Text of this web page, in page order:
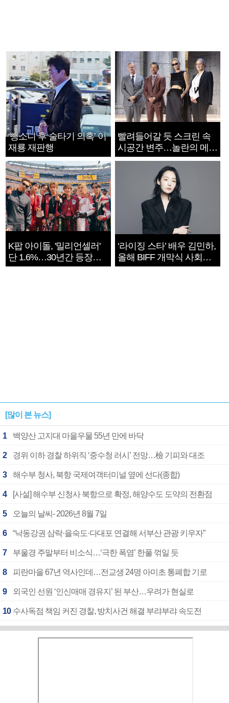
‘뺑소니 후 술타기 의혹’ 이
재룡 재판행
빨려들어갈 듯 스크린 속
시공간 변주…놀란의 메시
지는 ‘전쟁 속죄’
K팝 아이돌, '밀리언셀러'
단 1.6%…30년간 등장
1182개팀 전수조사
‘라이징 스타’ 배우 김민하,
올해 BIFF 개막식 사회자
확정
[많이 본 뉴스]
1 백양산 고지대 마을우물 55년 만에 바닥
2 경위 이하 경찰 하위직 ‘중수청 러시’ 전망…檢 기피와 대조
3 해수부 청사, 북항 국제여객터미널 옆에 선다(종합)
4 [사설] 해수부 신청사 북항으로 확정, 해양수도 도약의 전환점
5 오늘의 날씨- 2026년 8월 7일
6 “낙동강권 삼락·을숙도·다대포 연결해 서부산 관광 키우자”
7 부울경 주말부터 비소식…‘극한 폭염’ 한풀 꺾일 듯
8 피란마을 67년 역사인데…전교생 24명 아미초 통폐합 기로
9 외국인 선원 ‘인신매매 경유지’ 된 부산…우려가 현실로
10 수사독점 책임 커진 경찰, 방치사건 해결 부랴부랴 속도전